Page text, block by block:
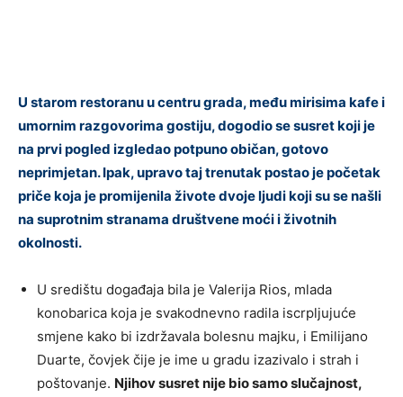
U starom restoranu u centru grada, među mirisima kafe i
umornim razgovorima gostiju, dogodio se susret koji je
na prvi pogled izgledao potpuno običan, gotovo
neprimjetan. Ipak, upravo taj trenutak postao je početak
priče koja je promijenila živote dvoje ljudi koji su se našli
na suprotnim stranama društvene moći i životnih
okolnosti.
U središtu događaja bila je Valerija Rios, mlada
konobarica koja je svakodnevno radila iscrpljujuće
smjene kako bi izdržavala bolesnu majku, i Emilijano
Duarte, čovjek čije je ime u gradu izazivalo i strah i
poštovanje. Njihov susret nije bio samo slučajnost,